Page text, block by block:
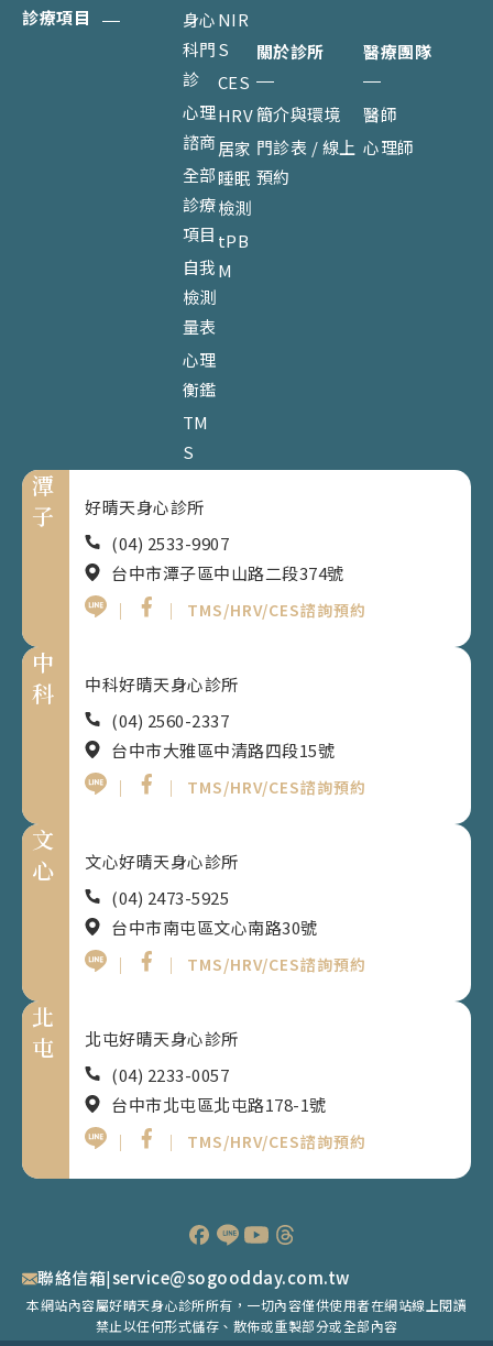
診療項目
身心
科門
診
心理
諮商
全部
診療
項目
自我
檢測
量表
心理
衡鑑
TM
S
NIR
S
CES
HRV
居家
睡眠
檢測
tPB
M
關於診所
簡介與環境
門診表 / 線上
預約
醫療團隊
醫師
心理師
潭
子
好晴天身心診所
(04) 2533-9907
台中市潭子區中山路二段374號
｜
｜ TMS/HRV/CES諮詢預約
中
科
中科好晴天身心診所
(04) 2560-2337
台中市大雅區中清路四段15號
｜
｜ TMS/HRV/CES諮詢預約
文
心
文心好晴天身心診所
(04) 2473-5925
台中市南屯區文心南路30號
｜
｜ TMS/HRV/CES諮詢預約
北
屯
北屯好晴天身心診所
(04) 2233-0057
台中市北屯區北屯路178-1號
｜
｜ TMS/HRV/CES諮詢預約
聯絡信箱|service@sogoodday.com.tw
本網站內容屬好晴天身心診所所有，一切內容僅供使用者在網站線上閱讀
禁止以任何形式儲存、散佈或重製部分或全部內容